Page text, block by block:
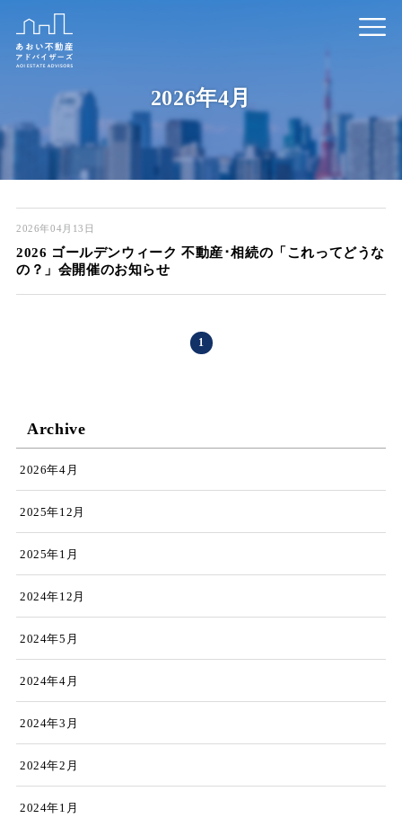
2026年4月
2026年04月13日
2026 ゴールデンウィーク 不動産･相続の「これってどうな
の？」会開催のお知らせ
1
Archive
2026年4月
2025年12月
2025年1月
2024年12月
2024年5月
2024年4月
2024年3月
2024年2月
2024年1月